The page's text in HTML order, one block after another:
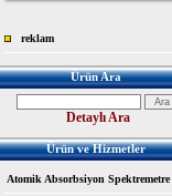
reklam
Ürün Ara
Detaylı Ara
Ürün ve Hizmetler
Atomik Absorbsiyon Spektremetre